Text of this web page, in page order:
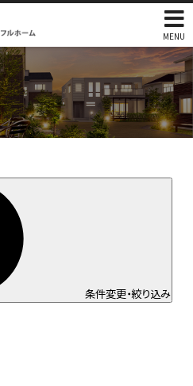
MENU
条件変更・絞り込み